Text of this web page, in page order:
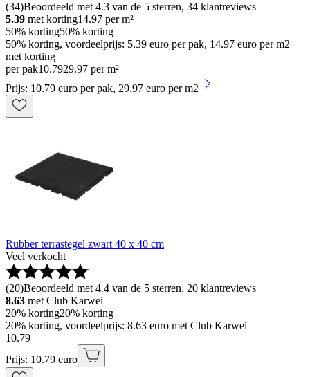
(34)Beoordeeld met 4.3 van de 5 sterren, 34 klantreviews
5.39 met korting14.97 per m²
50% korting50% korting
50% korting, voordeelprijs: 5.39 euro per pak, 14.97 euro per m2
met korting
per pak10.7929.97 per m²
Prijs: 10.79 euro per pak, 29.97 euro per m2
Rubber terrastegel zwart 40 x 40 cm
Veel verkocht
(20)Beoordeeld met 4.4 van de 5 sterren, 20 klantreviews
8.63 met Club Karwei
20% korting20% korting
20% korting, voordeelprijs: 8.63 euro met Club Karwei
10.79
Prijs: 10.79 euro